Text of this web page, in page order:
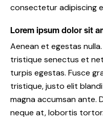
consectetur adipiscing
Lorem ipsum dolor sit
Aenean et egestas
tristique senectus et
turpis egestas. Fusce
tristique, justo elit
magna accumsan ante.
neque at, lobortis tortor.